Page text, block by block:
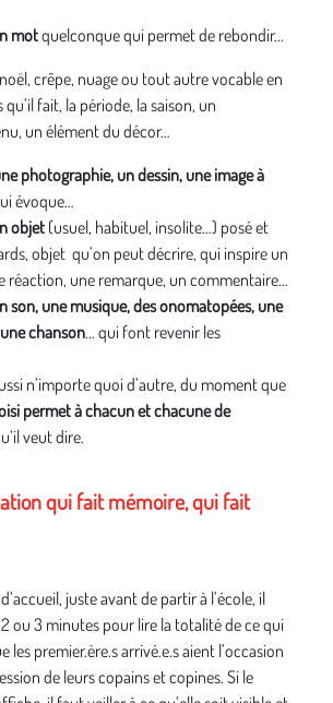
motquelconque qui permet de rebondir...
crêpe, nuage ou tout autre vocable en
fait, la période, la saison, un
un élément du décor…
photographie, un dessin, une image à
évoque…
objet(usuel, habituel, insolite…) posé et
objet qu’on peut décrire, qui inspire un
réaction, une remarque, un commentaire…
son, une musique, des onomatopées, une
chanson… qui font revenir les
n’importe quoi d’autre, du moment que
permet à chacun et chacune de
veut dire.
qui fait mémoire, qui fait
juste avant de partir à l’école, il
ou 3 minutes pour lire la totalité de ce qui
les premier.ère.s arrivé.e.s aient l’occasion
de leurs copains et copines. Si le